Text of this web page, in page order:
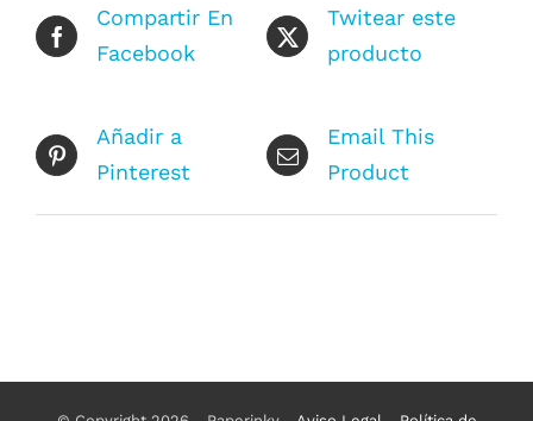
Compartir En
Facebook
Twitear este
producto
Añadir a
Pinterest
Email This
Product